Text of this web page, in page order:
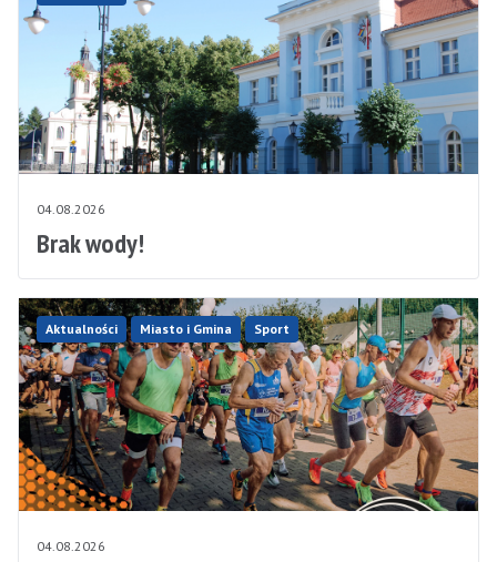
04.08.2026
Brak wody!
Aktualności Miasto i Gmina Sport
04.08.2026